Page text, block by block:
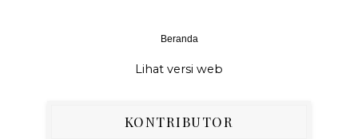
Beranda
Lihat versi web
KONTRIBUTOR